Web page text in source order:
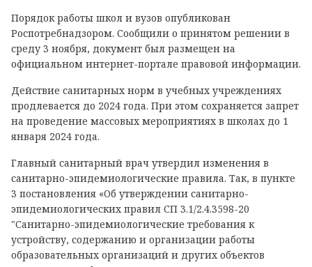
Порядок работы школ и вузов опубликован
Роспотребнадзором. Сообщили о принятом решении в
среду 3 ноября, документ был размещен на
официальном интернет-портале правовой информации.
Действие санитарных норм в учебных учреждениях
продлевается до 2024 года. При этом сохраняется запрет
на проведение массовых мероприятиях в школах до 1
января 2024 года.
Главный санитарный врач утвердил изменения в
санитарно-эпидемиологические правила. Так, в пункте
3 постановления «Об утверждении санитарно-
эпидемиологических правил СП 3.1/2.4.3598-20
"Санитарно-эпидемиологические требования к
устройству, содержанию и организации работы
образовательных организаций и других объектов